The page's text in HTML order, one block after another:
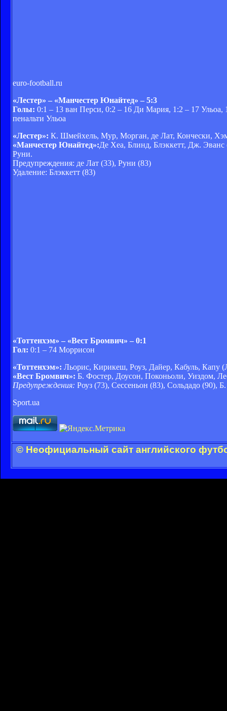
euro-football.ru
«Лестер» – «Манчестер Юнайтед» – 5:3
Голы: 0:1 – 13 ван Перси, 0:2 – 16 Ди Мария, 1:2 – 17 Ульоа,
пенальти Ульоа
«Лестер»: К. Шмейхель, Мур, Морган, де Лат, Кончески,
«Манчестер Юнайтед»:Де Хеа, Блинд, Блэккетт, Дж.
Руни.
Предупреждения: де Лат (33), Руни (83)
Удаление: Блэккетт (83)
«Тоттенхэм» – «Вест Бромвич» – 0:1
Гол: 0:1 – 74 Моррисон
«Тоттенхэм»: Льорис, Кирикеш, Роуз, Дайер, Кабуль, Капу
«Вест Бромвич»: Б. Фостер, Доусон, Поконьоли, Уиздом,
Предупреждения: Роуз (73), Сессеньон (83), Сольдадо (90),
Sport.ua
© Неофициальный сайт английского